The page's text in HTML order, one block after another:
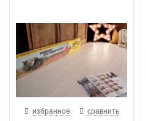
избранное сравнить